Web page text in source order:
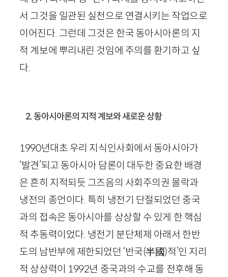
서 그것을 일관된 실천으로 연결시키는 작업으로
이어진다. 그런데 그것은 한국 동아시아론의 지
적 계보에 뿌리내린 것임에 주의를 환기하고 싶
다.
2. 동아시아론의 지적 계보와 새로운 상황
1990년대초 우리 지식인사회에서 동아시아가
‘발견’되고 동아시아 담론이 대두한 중요한 배경
은 흔히 지적되듯 그즈음의 사회주의권 몰락과
냉전의 종언이다. 특히 냉전기 단절되었던 중국
과의 접속은 동아시아를 상상할 수 있게 한 핵심
적 추동력이었다. 냉전기 분단체제 아래서 한반
도의 남반부에 제한되었던 ‘반국(半國)적’인 지리
적 상상력이 1992년 중국과의 수교를 전후해 동